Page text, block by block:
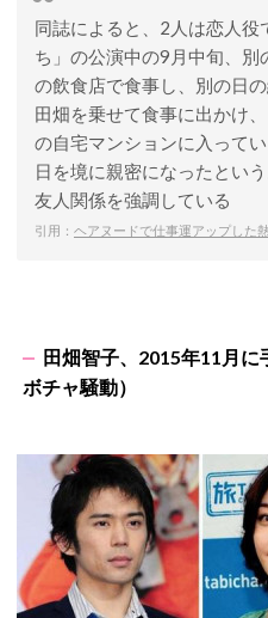
同誌によると、2人は恋人役
ち」の公演中の9月中旬、
の飲食店で食事し、別の日
田畑を乗せて食事に出かけ
の自宅マンションに入って
日を境に親密になったとい
友人関係を強調している
引用： ヘアヌードで仕事運アップした
田畑智子、2015年11月
ボチャ騒動）